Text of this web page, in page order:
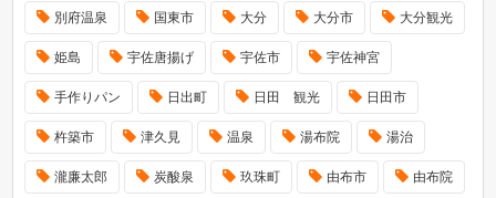
別府温泉 国東市 大分 大分市 大分観光
姫島 宇佐唐揚げ 宇佐市 宇佐神宮
手作りパン 日出町 日田 観光 日田市
杵築市 津久見 温泉 湯布院 湯治
瀧廉太郎 炭酸泉 玖珠町 由布市 由布院